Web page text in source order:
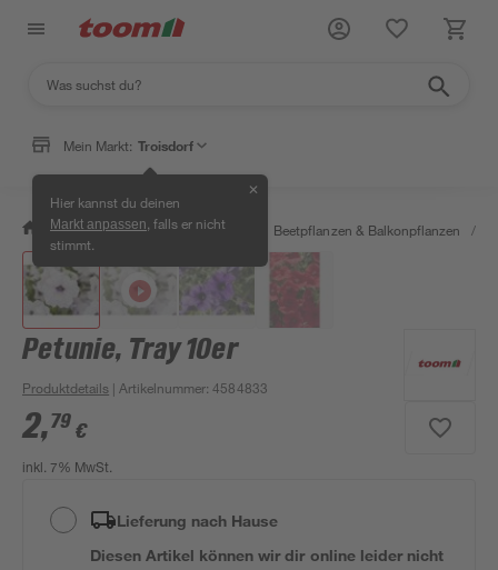
Mein Markt: Troisdorf
Hier kannst du deinen
Markt anpassen , falls er nicht
stimmt.
✕
/ Garten & Freizeit / Pflanzen Beetpflanzen & Balkonpflanzen /
Petunie, Tray 10er
Produktdetails | Artikelnummer:4584833
2,79 €
inkl. 7% MwSt.
Lieferung nach Hause
Diesen Artikel können wir dir online leider nicht